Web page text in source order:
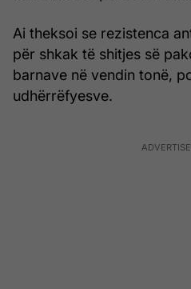
Ai theksoi se rezistenca
për shkak të shitjes së
barnave në vendin tonë,
udhërrëfyesve.